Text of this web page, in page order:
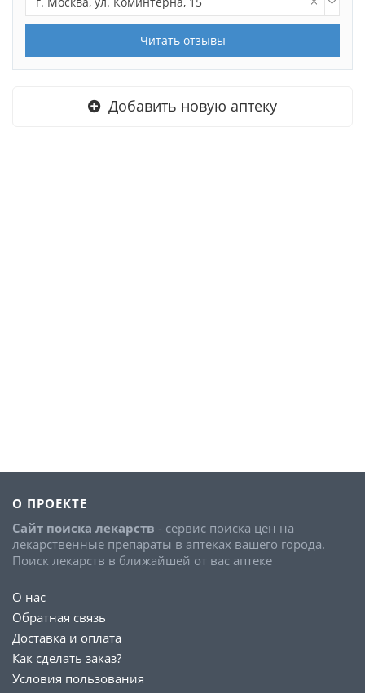
Читать отзывы
Добавить новую аптеку
О ПРОЕКТЕ
Сайт поиска лекарств - сервис поиска цен на
лекарственные препараты в аптеках вашего города.
Поиск лекарств в ближайшей от вас аптеке
О нас
Обратная связь
Доставка и оплата
Как сделать заказ?
Условия пользования